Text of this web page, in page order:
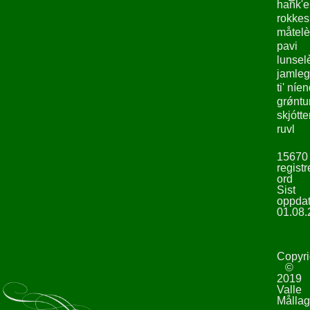
hank'e
pavi
ti'
ruvl
15670
ord
Sist
©
2019
Valle
Mållag